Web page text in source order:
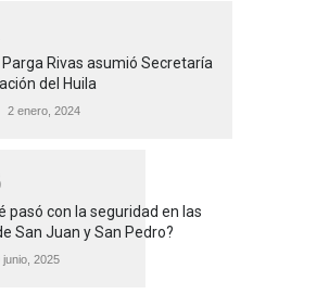
Rivas asumió Secretaría
del Huila
2 enero, 2024
pasó con la seguridad en las
San Juan y San Pedro?
junio, 2025